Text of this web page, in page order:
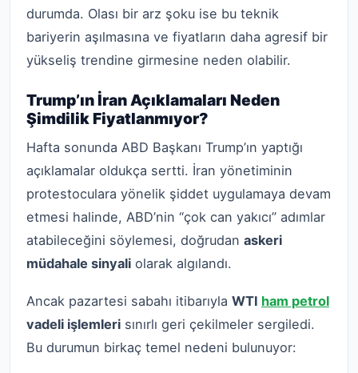
durumda. Olası bir arz şoku ise bu teknik
bariyerin aşılmasına ve fiyatların daha agresif bir
yükseliş trendine girmesine neden olabilir.
Trump’ın İran Açıklamaları Neden
Şimdilik Fiyatlanmıyor?
Hafta sonunda ABD Başkanı Trump’ın yaptığı
açıklamalar oldukça sertti. İran yönetiminin
protestoculara yönelik şiddet uygulamaya devam
etmesi halinde, ABD’nin “çok can yakıcı” adımlar
atabileceğini söylemesi, doğrudan askeri
müdahale sinyali olarak algılandı.
Ancak pazartesi sabahı itibarıyla WTI ham petrol
vadeli işlemleri sınırlı geri çekilmeler sergiledi.
Bu durumun birkaç temel nedeni bulunuyor: